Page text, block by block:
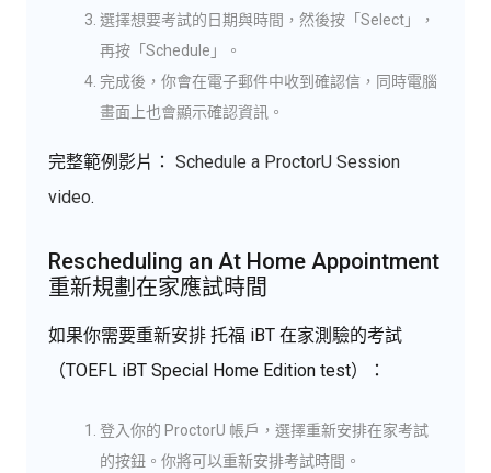
選擇想要考試的日期與時間，然後按「Select」，
再按「Schedule」。
完成後，你會在電子郵件中收到確認信，同時電腦
畫面上也會顯示確認資訊。
完整範例影片： Schedule a ProctorU Session
video.
Rescheduling an At Home Appointment
重新規劃在家應試時間
如果你需要重新安排 托福 iBT 在家測驗的考試
（TOEFL iBT Special Home Edition test）：
登入你的 ProctorU 帳戶，選擇重新安排在家考試
的按鈕。你將可以重新安排考試時間。